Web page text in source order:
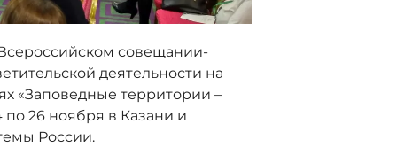
совещании-
деятельности на
«Заповедные территории –
26 ноября в Казани и
России.